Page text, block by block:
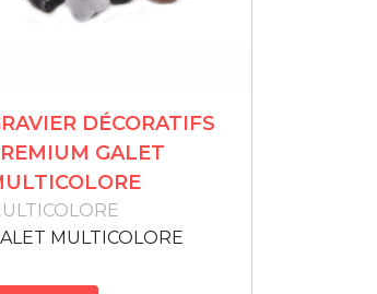
DÉCORATIFS
GALET
MULTICOLORE